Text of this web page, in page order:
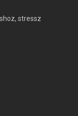
stressz